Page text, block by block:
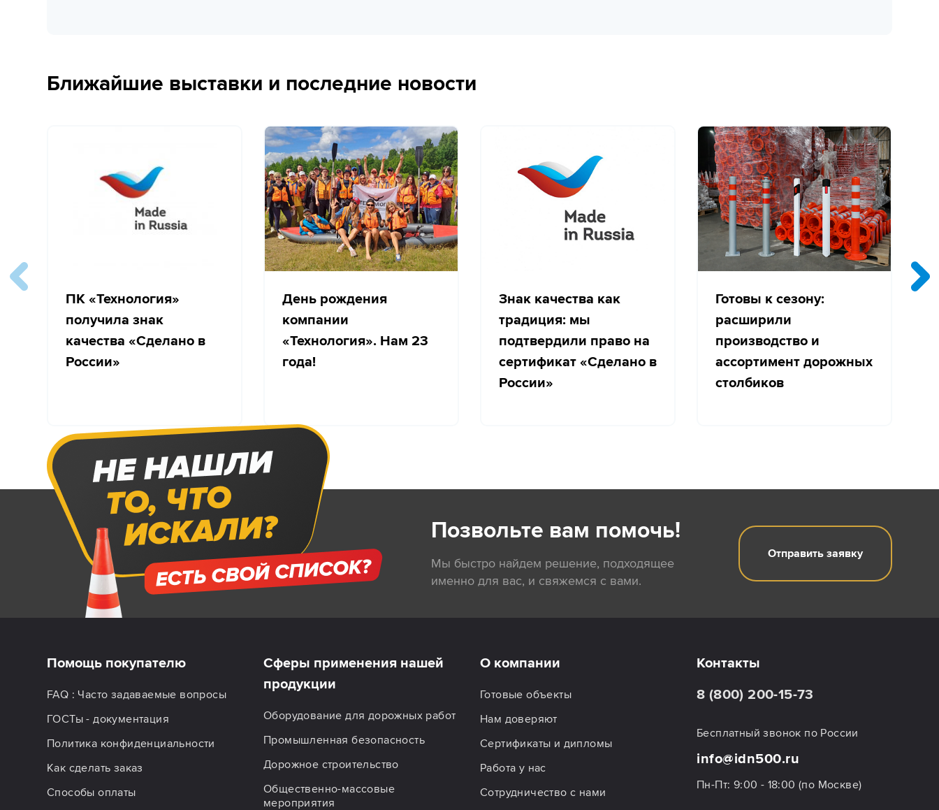
Ближайшие выставки и последние новости
ПК «Технология»
получила знак
качества «Сделано в
России»
День рождения
компании
«Технология». Нам 23
года!
Знак качества как
традиция: мы
подтвердили право на
сертификат «Сделано в
России»
Готовы к сезону:
расширили
производство и
ассортимент дорожных
столбиков
Позвольте вам помочь!
Мы быстро найдем решение, подходящее
именно для вас, и свяжемся с вами.
Отправить заявку
Помощь покупателю
FAQ : Часто задаваемые вопросы
ГОСТы - документация
Политика конфиденциальности
Как сделать заказ
Способы оплаты
Сферы применения нашей
продукции
Оборудование для дорожных работ
Промышленная безопасность
Дорожное строительство
Общественно-массовые
мероприятия
О компании
Готовые объекты
Нам доверяют
Сертификаты и дипломы
Работа у нас
Сотрудничество с нами
Контакты
8 (800) 200-15-73
Бесплатный звонок по России
info@idn500.ru
Пн-Пт: 9:00 - 18:00 (по Москве)